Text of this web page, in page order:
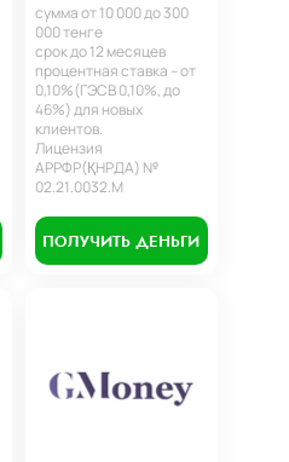
сумма от 10 000 до 300
000 тенге
срок до 12 месяцев
процентная ставка – от
0,10%(ГЭСВ 0,10%, до
46%) для новых
клиентов.
Лицензия
АРРФР(ҚНРДА) №
02.21.0032.М
ПОЛУЧИТЬ ДЕНЬГИ